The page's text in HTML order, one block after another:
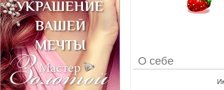
О себе